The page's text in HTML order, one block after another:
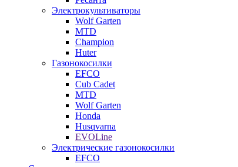
Электрокультиваторы
Wolf Garten
MTD
Champion
Huter
Газонокосилки
EFCO
Cub Cadet
MTD
Wolf Garten
Honda
Husqvarna
EVOLine
Электрические газонокосилки
EFCO